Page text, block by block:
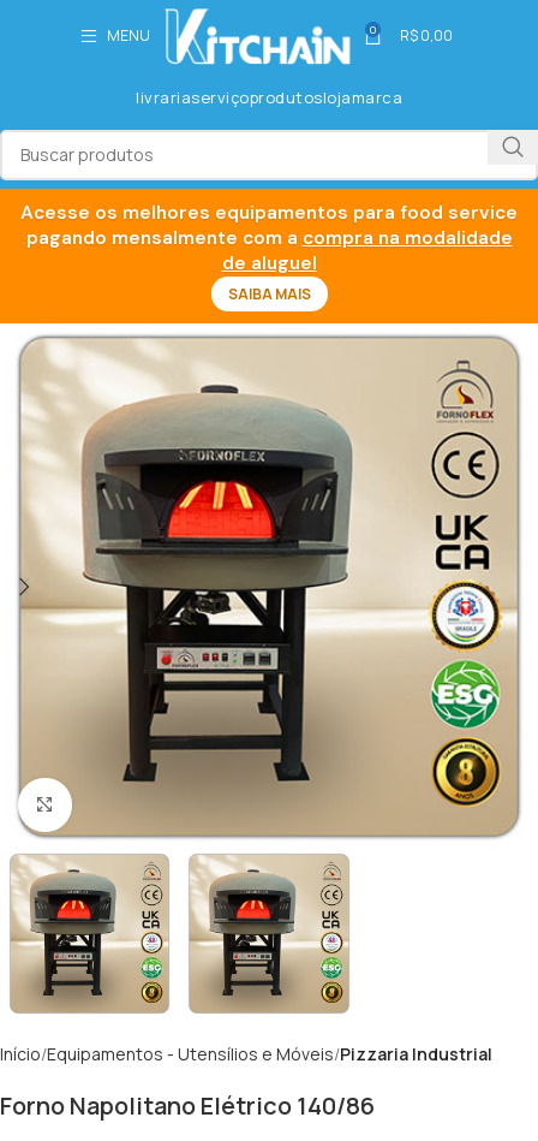
MENU 0 R$0,00
livrariaserviçoprodutoslojamarca
Clique para ampliar
Início Equipamentos - Utensílios e Móveis Pizzaria Industrial
Forno Napolitano Elétrico 140/86
Acesse os melhores equipamentos para food service
pagando mensalmente com a compra na modalidade
de aluguel
SAIBA MAIS